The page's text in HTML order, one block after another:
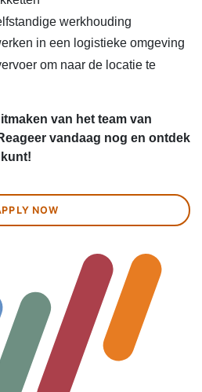
werkhouding
in een logistieke omgeving
om naar de locatie te
van het team van
vandaag nog en ontdek
NOW